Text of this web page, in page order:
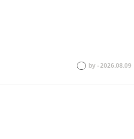
by ‧ 2026.08.09